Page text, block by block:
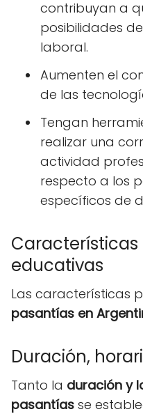
contribuyan a
posibilidades
laboral.
Aumenten el
de las
Tengan
realizar una
actividad
respecto a los
específicos de
educativas
Las características
pasantías en
Duración,
Tanto la duración y
pasantías se